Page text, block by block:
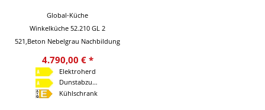
Global-Küche
Winkelküche 52.210 GL 2
521,Beton Nebelgrau Nachbildung
4.790,00 € *
Elektroherd
Dunstabzugshaube
Kühlschrank